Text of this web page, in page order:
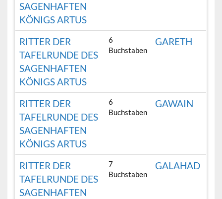
SAGENHAFTEN
KÖNIGS ARTUS
RITTER DER
TAFELRUNDE DES
SAGENHAFTEN
KÖNIGS ARTUS
6
Buchstaben
GARETH
RITTER DER
TAFELRUNDE DES
SAGENHAFTEN
KÖNIGS ARTUS
6
Buchstaben
GAWAIN
RITTER DER
TAFELRUNDE DES
SAGENHAFTEN
7
Buchstaben
GALAHAD